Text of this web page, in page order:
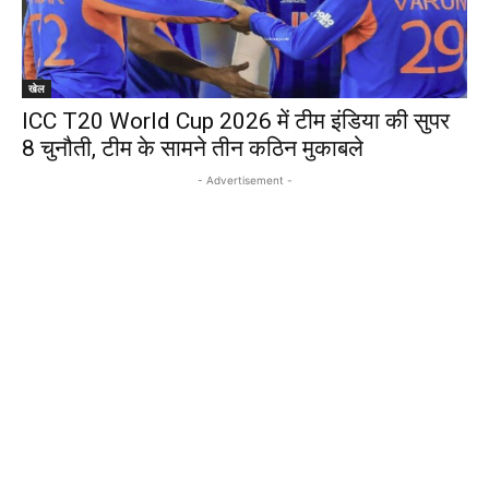
खेल
ICC T20 World Cup 2026 में टीम इंडिया की सुपर
8 चुनौती, टीम के सामने तीन कठिन मुकाबले
- Advertisement -